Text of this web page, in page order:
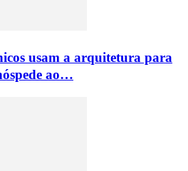
usam a arquitetura para
ao…